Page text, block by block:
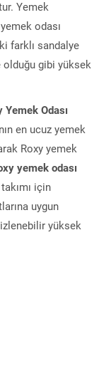
Yemek
odası
farklı sandalye
olduğu gibi yüksek
Yemek Odası
en ucuz yemek
Roxy yemek
yemek odası
için
uygun
yüksek